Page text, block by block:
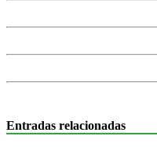
Entradas relacionadas